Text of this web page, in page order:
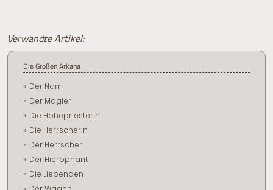
Verwandte Artikel:
Die Großen Arkana
Der Narr
Der Magier
Die Hohepriesterin
Die Herrscherin
Der Herrscher
Der Hierophant
Die Liebenden